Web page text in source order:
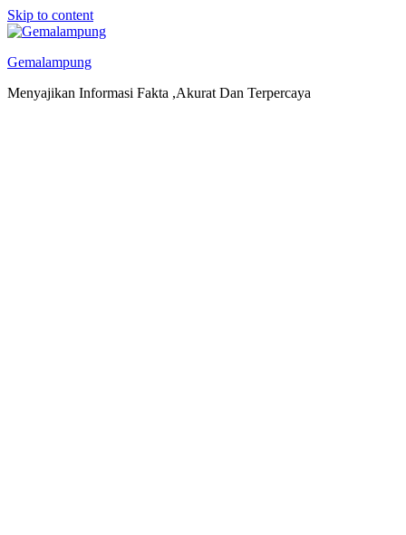
Skip to content
Gemalampung
Menyajikan Informasi Fakta ,Akurat Dan Terpercaya